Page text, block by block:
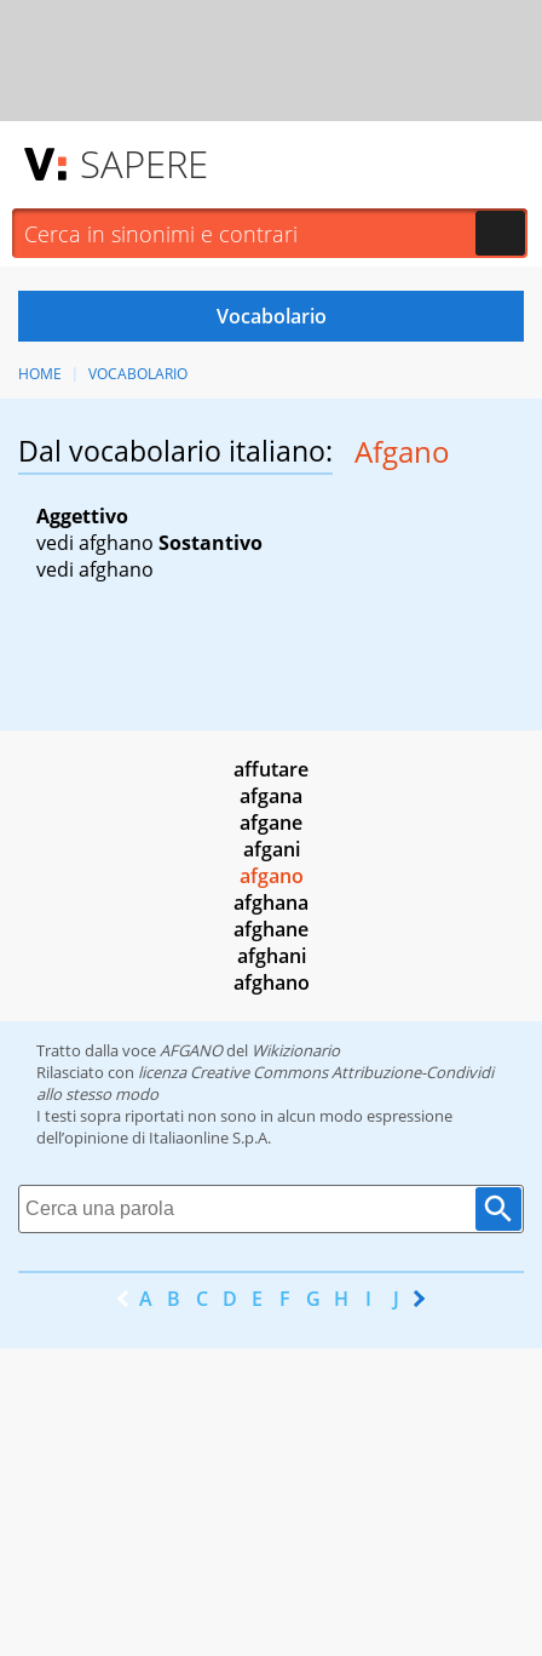
SAPERE
HOME VOCABOLARIO
Dal vocabolario italiano: Afgano
Aggettivo
vedi afghano Sostantivo
vedi afghano
affutare
afgana
afgane
afgani
afgano
afghana
afghane
afghani
afghano
Tratto dalla voceAFGANOdel Wikizionario
Rilasciato con licenza Creative Commons Attribuzione-Condividi
allo stesso modo
I testi sopra riportati non sono in alcun modo espressione
dell’opinione di Italiaonline S.p.A.
A B C D E F G H I J K